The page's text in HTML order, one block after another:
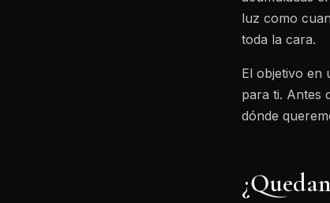
luz como
toda la cara.
El objetivo en
para ti. Antes
dónde